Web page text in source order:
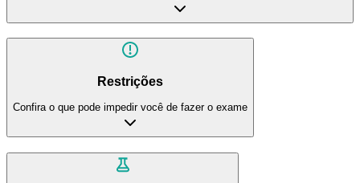
Restrições
Confira o que pode impedir você de fazer o exame